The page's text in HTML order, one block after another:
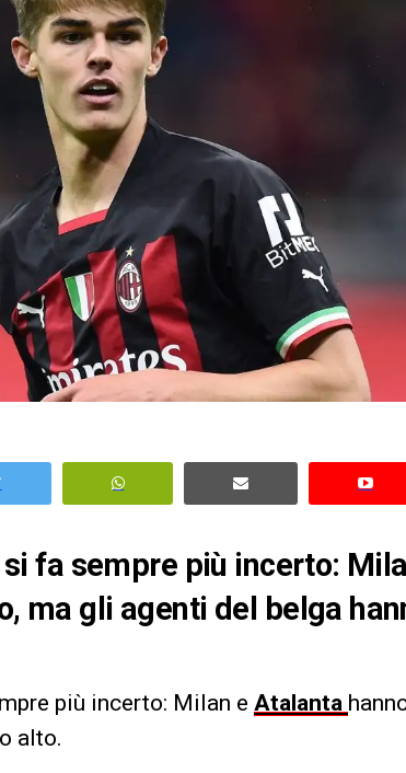
fa sempre più incerto:
ma gli agenti del belga
più incerto: Milan e Atalanta
alto.